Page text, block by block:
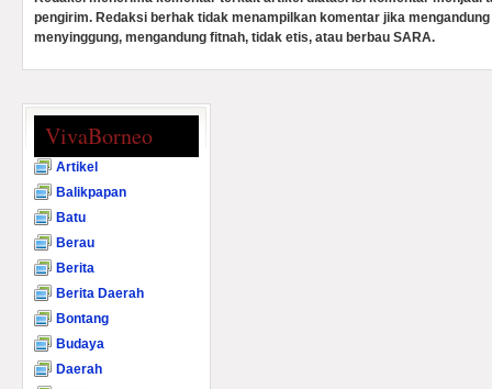
pengirim. Redaksi berhak tidak menampilkan komentar jika
menyinggung, mengandung fitnah, tidak etis, atau berbau SARA.
VivaBorneo
Artikel
Balikpapan
Batu
Berau
Berita
Berita Daerah
Bontang
Budaya
Daerah